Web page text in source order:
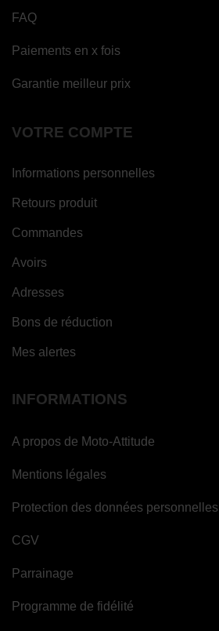
FAQ
Paiements en x fois
Garantie meilleur prix
VOTRE COMPTE
Informations personnelles
Retours produit
Commandes
Avoirs
Adresses
Bons de réduction
Mes alertes
INFORMATIONS
A propos de Moto-Attitude
Mentions légales
Protection des données personnelles
CGV
Parrainage
Programme de fidélité